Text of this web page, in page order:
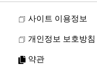
사이트 이용정보
개인정보 보호방침
약관